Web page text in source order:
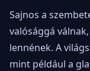
Sajnos a
valósággá
lennének. A
mint például a